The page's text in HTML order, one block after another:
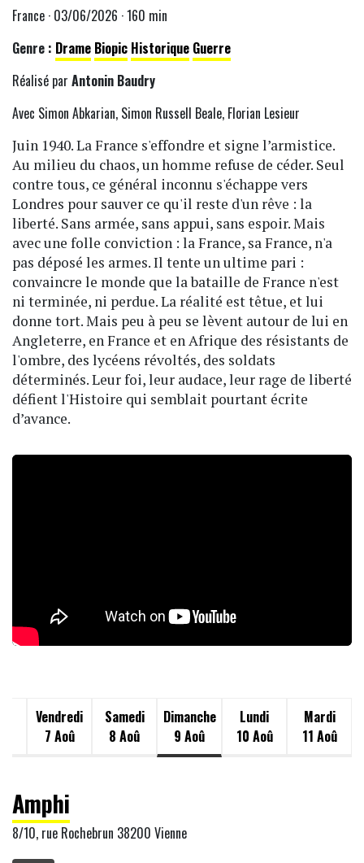
France · 03/06/2026 · 160 min
Genre : Drame Biopic Historique Guerre
Réalisé par Antonin Baudry
Avec Simon Abkarian, Simon Russell Beale, Florian Lesieur
Juin 1940. La France s'effondre et signe l’armistice.
Au milieu du chaos, un homme refuse de céder. Seul
contre tous, ce général inconnu s'échappe vers
Londres pour sauver ce qu'il reste d'un rêve : la
liberté. Sans armée, sans appui, sans espoir. Mais
avec une folle conviction : la France, sa France, n'a
pas déposé les armes. Il tente un ultime pari :
convaincre le monde que la bataille de France n'est
ni terminée, ni perdue. La réalité est têtue, et lui
donne tort. Mais peu à peu se lèvent autour de lui en
Angleterre, en France et en Afrique des résistants de
l'ombre, des lycéens révoltés, des soldats
déterminés. Leur foi, leur audace, leur rage de liberté
défient l'Histoire qui semblait pourtant écrite
d’avance.
Vendredi
7 Aoû
Samedi
8 Aoû
Dimanche
9 Aoû
Lundi
10 Aoû
Mardi
11 Aoû
Amphi
8/10, rue Rochebrun 38200 Vienne